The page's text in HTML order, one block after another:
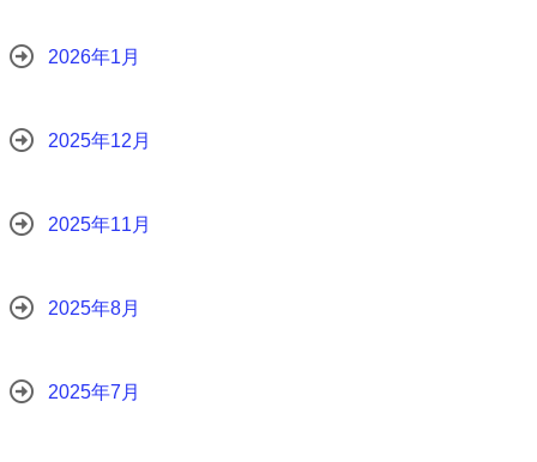
2026年1月
2025年12月
2025年11月
2025年8月
2025年7月